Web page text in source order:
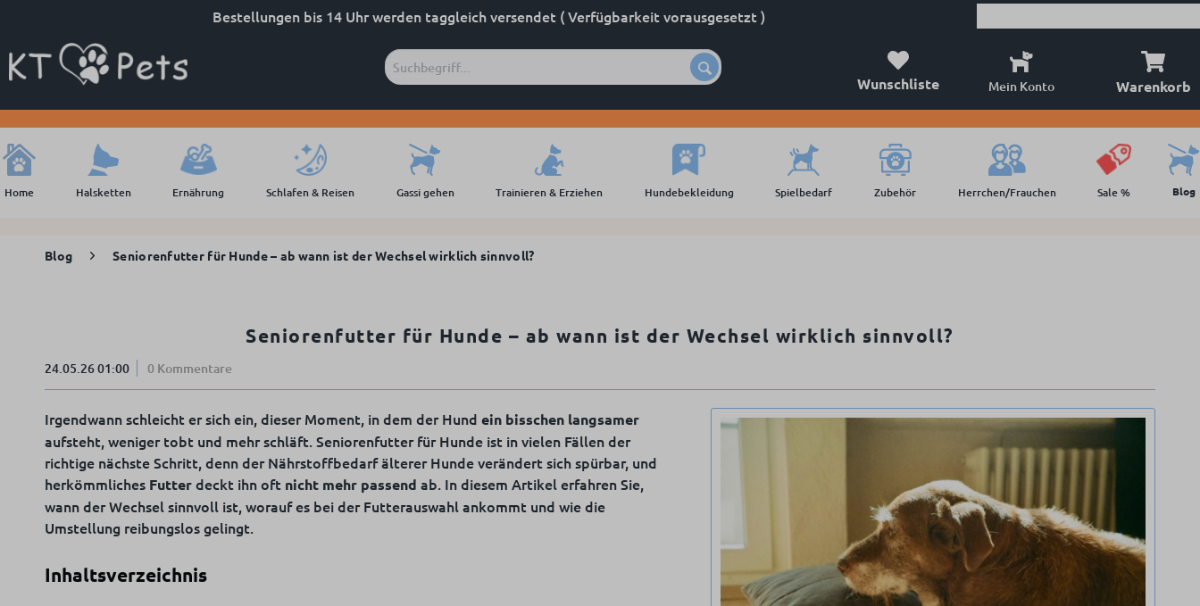
Bestellungen bis 14 Uhr werden taggleich versendet ( Verfügbarkeit vorausgesetzt )
Wunschliste Mein Konto Warenkorb
Home Halsketten Ernährung Schlafen & Reisen Gassi gehen Trainieren & Erziehen Hundebekleidung Spielbedarf Zubehör Herrchen/Frauchen Sale % Blog
Blog Seniorenfutter für Hunde – ab wann ist der Wechsel wirklich sinnvoll?
Seniorenfutter für Hunde – ab wann ist der Wechsel wirklich sinnvoll?
24.05.26 01:00 0 Kommentare
Irgendwann schleicht er sich ein, dieser Moment, in dem der Hund ein bisschen langsamer
aufsteht, weniger tobt und mehr schläft. Seniorenfutter für Hunde ist in vielen Fällen der
richtige nächste Schritt, denn der Nährstoffbedarf älterer Hunde verändert sich spürbar, und
herkömmliches Futterdeckt ihn oft nicht mehr passend ab. In diesem Artikel erfahren Sie,
wann der Wechsel sinnvoll ist, worauf es bei der Futterauswahl ankommt und wie die
Umstellung reibungslos gelingt.
Inhaltsverzeichnis